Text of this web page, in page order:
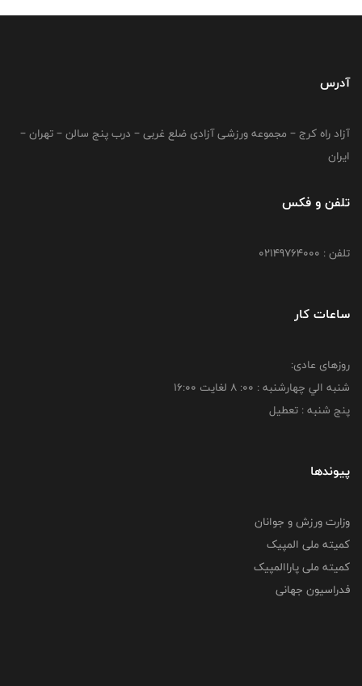
آدرس
آزاد راه کرج – مجموعه ورزشی آزادی ضلع غربی – درب پنج سالن – تهران –
ایران
تلفن و فکس
تلفن : 02149764000
ساعات کار
روزهای عادی:
شنبه الي چهارشنبه : 00: 8 لغايت 16:00
پنج شنبه : تعطیل
پیوندها
وزارت ورزش و جوانان
کمیته ملی المپیک
کمیته ملی پاراالمپیک
فدراسیون جهانی